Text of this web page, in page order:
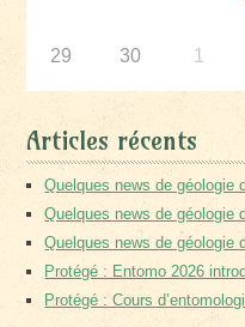
29 30 1
Articles récents
Quelques news de géologie
Quelques news de géologie
Quelques news de géologie
Protégé : Entomo 2026
Protégé : Cours